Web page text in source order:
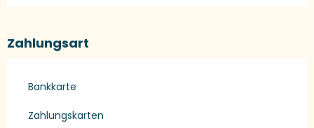
Zahlungsart
Bankkarte
Zahlungskarten